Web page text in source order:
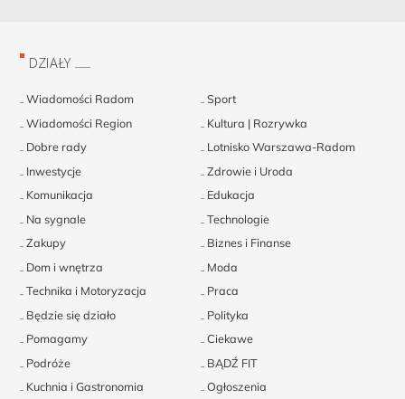
DZIAŁY
Wiadomości Radom
Sport
Wiadomości Region
Kultura | Rozrywka
Dobre rady
Lotnisko Warszawa-Radom
Inwestycje
Zdrowie i Uroda
Komunikacja
Edukacja
Na sygnale
Technologie
Zakupy
Biznes i Finanse
Dom i wnętrza
Moda
Technika i Motoryzacja
Praca
Będzie się działo
Polityka
Pomagamy
Ciekawe
Podróże
BĄDŹ FIT
Kuchnia i Gastronomia
Ogłoszenia